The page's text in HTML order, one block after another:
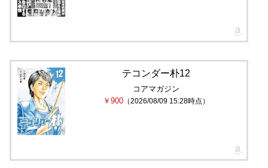
テコンダー朴12
コアマガジン
￥900 （2026/08/09 15:28時点）